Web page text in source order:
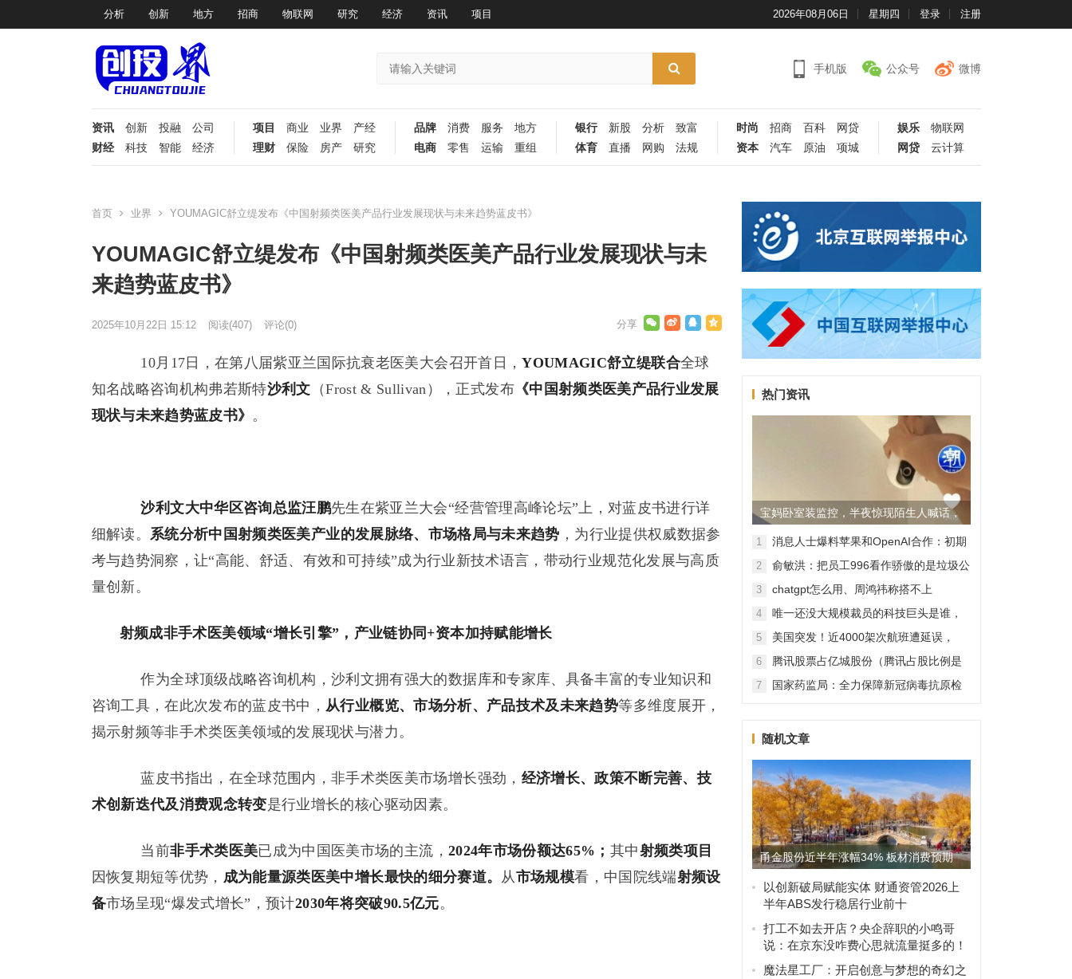
分析 创新 地方 招商 物联网 研究 经济 资讯 项目 2026年08月06日 星期四 登录 注册
手机版 公众号 微博
资讯 创新 投融
公司
财经
科技 智能 经济
项目 商业 业界
产经
理财
保险 房产 研究
品牌 消费 服务
地方
电商
零售 运输 重组
银行 新股 分析
致富
体育
直播 网购 法规
时尚 招商 百科
网贷
资本
汽车 原油 项城
娱乐
物联网
网贷
云计算
首页 业界 YOUMAGIC舒立缇发布《中国射频类医美产品行业发展现状与未来趋势蓝皮书》
YOUMAGIC舒立缇发布《中国射频类医美产品行业发展现状与未
来趋势蓝皮书》
2025年10月22日 15:12 阅读(407) 评论(0)
10月17日，在第八届紫亚兰国际抗衰老医美大会召开首日，YOUMAGIC舒立缇联合全球
知名战略咨询机构弗若斯特沙利文 （Frost & Sullivan），正式发布《中国射频类医美产品行业发展
现状与未来趋势蓝皮书》 。
沙利文大中华区咨询总监汪鹏先生在紫亚兰大会“经营管理高峰论坛”上，对蓝皮书进行详
细解读。 系统分析中国射频类医美产业的发展脉络、市场格局与未来趋势 ，为行业提供权威数据参
考与趋势洞察，让“高能、舒适、有效和可持续”成为行业新技术语言，带动行业规范化发展与高质
量创新。
射频成非手术 医美领域“增长引擎” ， 产业链协同+资本加持赋能增长
作为全球顶级战略咨询机构，沙利文拥有强大的数据库和专家库、具备丰富的专业知识和
咨询工具，在此次发布的蓝皮书中， 从行业概览、市场分析、产品技术及未来趋势等多维度展开，
揭示射频等非手术类医美领域的发展现状与潜力。
蓝皮书指出，在全球范围内，非手术类医美市场增长强劲， 经济增长、政策不断完善、技
术创新迭代及消费观念转变是行业增长的核心驱动因素。
当前非手术类医美已成为中国医美市场的主流， 2024年市场份额达65% ； 其中射频类项目
因恢复期短等优势， 成为能量源类医美中增长最快的细分赛道。 从市场规模看，中国院线端射频设
备市场呈现“爆发式增长”，预计2030年将突破90.5亿元。
热门资讯
宝妈卧室装监控，半夜惊现陌生人喊话，
警方已介入调查
1
消息人士爆料苹果和OpenAI合作：初期
无现金交易、未来探索分成佣金
2
俞敏洪：把员工996看作骄傲的是垃圾公
司，建议24节气都放假
3
chatgpt怎么用、周鸿祎称搭不上
ChatGPT企业会被淘汰
4
唯一还没大规模裁员的科技巨头是谁，
苹果还能扛多久？
5
美国突发！近4000架次航班遭延误，
2000架次航班被取消
6
腾讯股票占亿城股份（腾讯占股比例是
怎样的？）
7
国家药监局：全力保障新冠病毒抗原检
随机文章
甬金股份近半年涨幅34% 板材消费预期
有望提振
以创新破局赋能实体 财通资管2026上
半年ABS发行稳居行业前十
打工不如去开店？央企辞职的小鸣哥
说：在京东没咋费心思就流量挺多的！
魔法星工厂：开启创意与梦想的奇幻之